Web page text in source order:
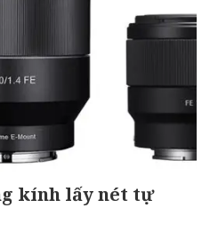
kính lấy nét tự